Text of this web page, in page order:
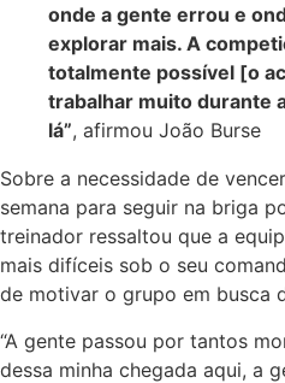
onde a gente errou e
explorar mais. A
totalmente possível [o
trabalhar muito durante
lá”, afirmou João Burse
Sobre a necessidade de
semana para seguir na briga
treinador ressaltou que a
mais difíceis sob o seu
de motivar o grupo em busca
“A gente passou por tantos
dessa minha chegada aqui, a